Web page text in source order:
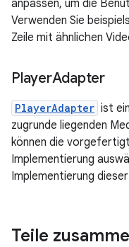
anpassen, um die
Verwenden Sie
Zeile mit ähnlichen
PlayerAdapter
PlayerAdapter ist
zugrunde liegenden
können die
Implementierung
Implementierung
Teile